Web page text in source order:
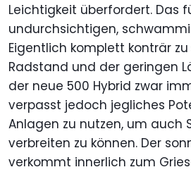
Leichtigkeit überfordert. Das
undurchsichtigen,
Eigentlich komplett konträr
Radstand und der geringen
der neue 500 Hybrid zwar
verpasst jedoch jegliches
Anlagen zu nutzen, um auch
verbreiten zu können. Der
verkommt innerlich zum